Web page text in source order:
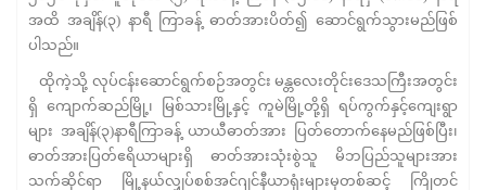
အထိ အချိန်(၃) နာရီ ကြာခန့် ဓာတ်အားပိတ်၍ ဆောင်ရွက်သွားမည်ဖြစ်
ပါသည်။
ထိုကဲ့သို့ လုပ်ငန်းဆောင်ရွက်စဉ်အတွင်း မန္တလေးတိုင်းဒေသကြီးအတွင်း
ရှိ ကျောက်ဆည်မြို့၊ မြစ်သားမြို့နှင့် ကူမဲမြို့တို့ရှိ ရပ်ကွက်နှင့်ကျေးရွာ
များ အချိန်(၃)နာရီကြာခန့် ယာယီဓာတ်အား ပြတ်တောက်နေမည်ဖြစ်ပြီး၊
ဓာတ်အားပြတ်ဧရိယာများရှိ ဓာတ်အားသုံးစွဲသူ မိဘပြည်သူများအား
သက်ဆိုင်ရာ မြို့နယ်လျှပ်စစ်အင်ဂျင်နီယာရုံးများမှတစ်ဆင့် ကြိုတင်